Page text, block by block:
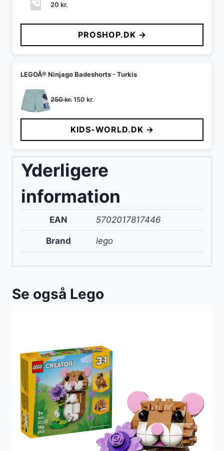
20 kr.
PROSHOP.DK →
LEGOÂ® Ninjago Badeshorts - Turkis
250kr.Den
pris
var:
250 kr..
150 kr.
pris
er:
150 kr..
KIDS-WORLD.DK →
Yderligere
information
EAN 5702017817446
Brand lego
Se også Lego